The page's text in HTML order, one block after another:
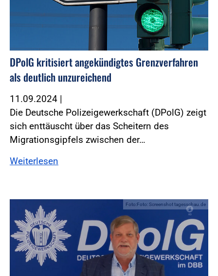
DPolG kritisiert angekündigtes Grenzverfahren
als deutlich unzureichend
11.09.2024 |
Die Deutsche Polizeigewerkschaft (DPolG) zeigt
sich enttäuscht über das Scheitern des
Migrationsgipfels zwischen der…
Weiterlesen
Foto:Foto: Screenshot tagesschau.de